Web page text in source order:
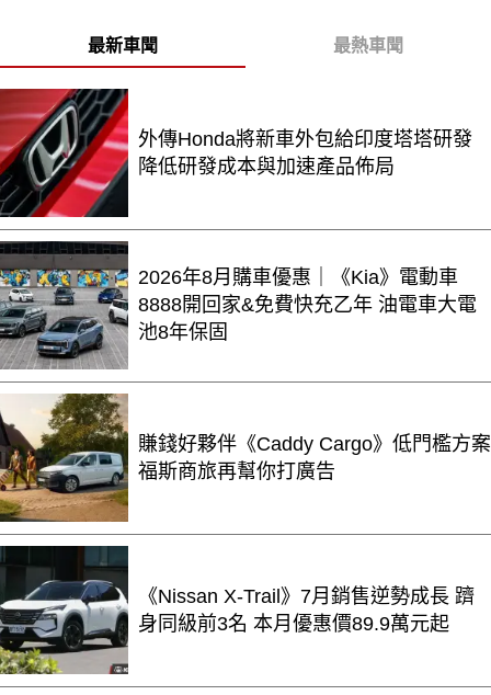
最新車聞 最熱車聞
外傳Honda將新車外包給印度塔塔研發
降低研發成本與加速產品佈局
2026年8月購車優惠｜《Kia》電動車
8888開回家&免費快充乙年 油電車大電
池8年保固
賺錢好夥伴《Caddy Cargo》低門檻方案
福斯商旅再幫你打廣告
《Nissan X-Trail》7月銷售逆勢成長 躋
身同級前3名 本月優惠價89.9萬元起